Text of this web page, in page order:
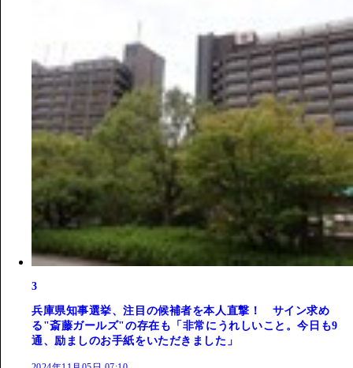
3
兵庫県知事選挙、注目の候補者を本人直撃！ サイン求め
る"斎藤ガールズ"の存在も「非常にうれしいこと。今日も9
通、励ましのお手紙をいただきました」